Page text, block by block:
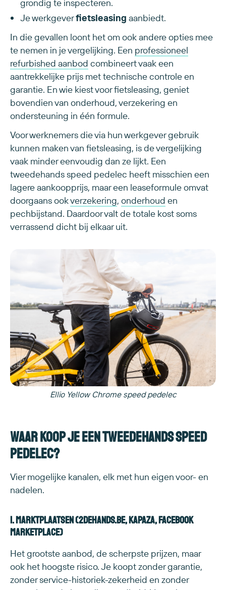
grondig te inspecteren.
Je werkgeverfietsleasing aanbiedt.
In die gevallen loont het om ook andere opties mee
te nemen in je vergelijking. Een professioneel
refurbished aanbod combineert vaak een
aantrekkelijke prijs met technische controle en
garantie. En wie kiest voor fietsleasing, geniet
bovendien van onderhoud, verzekering en
ondersteuning in één formule.
Voor werknemers die via hun werkgever gebruik
kunnen maken van fietsleasing, is de vergelijking
vaak minder eenvoudig dan ze lijkt. Een
tweedehands speed pedelec heeft misschien een
lagere aankoopprijs, maar een leaseformule omvat
doorgaans ookverzekering, onderhoud en
pechbijstand. Daardoor valt de totale kost soms
verrassend dicht bij elkaar uit.
Ellio Yellow Chrome speed pedelec
Waar koop je een tweedehands speed
pedelec?
Vier mogelijke kanalen, elk met hun eigen voor- en
nadelen.
1. Marktplaatsen (2dehands.be, Kapaza, Facebook
Marketplace)
Het grootste aanbod, de scherpste prijzen, maar
ook het hoogste risico. Je koopt zonder garantie,
zonder service-historiek-zekerheid en zonder